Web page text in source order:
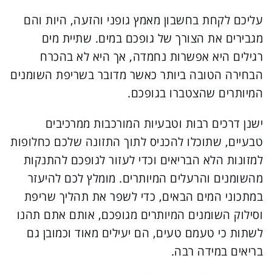
עליכם לקחת בחשבון מאמץ גופני והזעה, היות והם
מגבירים את הצורך של גופכם במים. שתיית מים
רגילים היא אפשרות נחמדה, אך היא לא בהכרח
הבחירה הטובה ביותר כאשר מדובר בשריפת השומנים
המיותרים שהצטברו בגופכם.
ישנן דרכים רבות וטבעיות המורכבות ממרכיבים
טבעיים, שתוכלו להכניס לתוך התזונה שלכם כחלופות
למזונות הלא הבריאים וכדי לעזור לגופכם להתנקות
מהשומנים והרעלים המיותרים. מומלץ לכם להיעזר
במתכוני המים הבאים, כדי לשפר את תהליך שריפת
וסילוק השומנים המיותרים מגופכם, אותם אתם תהנו
לשתות כי טעמם טעים, הם יעילים מאוד וכמובן גם
בריאים במידה רבה.